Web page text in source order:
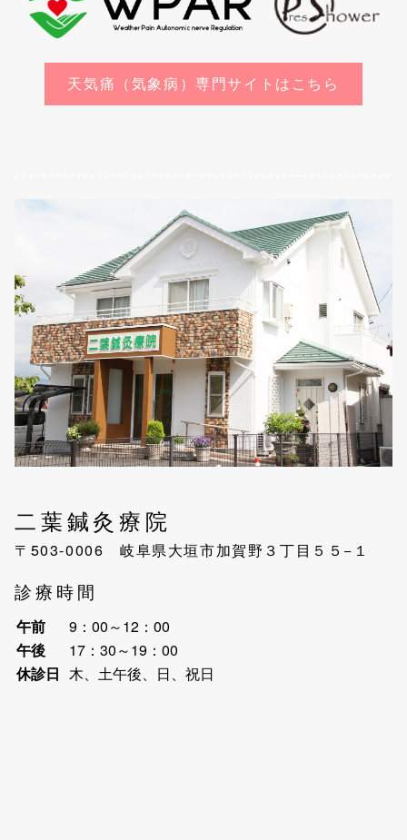
天気痛（気象病）専門サイトはこちら
二葉鍼灸療院
〒503-0006 岐阜県大垣市加賀野３丁目５５−１
診療時間
午前
9：00～12：00
午後
17：30～19：00
休診日 木、土午後、日、祝日